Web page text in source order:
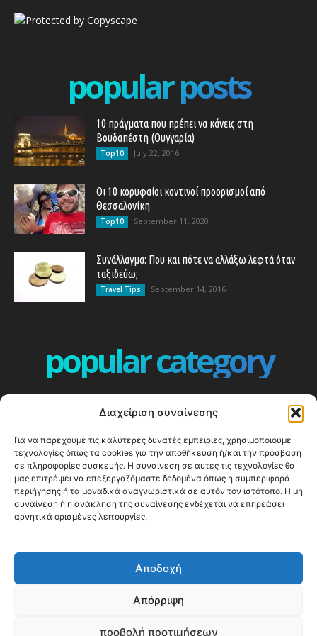
Διαχείριση συναίνεσης
Για να παρέχουμε τις καλύτερες δυνατές εμπειρίες, χρησιμοποιούμε
τεχνολογίες όπως τα cookies για την αποθήκευση ή/και την πρόσβαση
σε πληροφορίες συσκευής. Η συναίνεση σε αυτές τις τεχνολογίες θα
μας επιτρέψει να επεξεργαζόμαστε δεδομένα όπως η συμπεριφορά
περιήγησης ή τα μοναδικά αναγνωριστικά σε αυτόν τον ιστότοπο. Η μη
συναίνεση ή η ανάκληση της συναίνεσης ενδέχεται να επηρεάσει
αρνητικά ορισμένες λειτουργίες.
Αποδοχή
Απόρριψη
προβολή προτιμήσεων
popular posts
10 πράγματα που πρέπει να κάνεις στη
Βουδαπέστη (Ουγγαρία)
Top10 July 22, 2016
Οι 10 κορυφαίοι κοντινοί προορισμοί από
Θεσσαλονίκη
Top10 September 11, 2020
Συνάλλαγμα: Που και πότε να αλλάξω λεφτά όταν
ταξιδεύω;
Travel Tips September 14, 2016
popular category
360
ΕΥΡΩΠΗ
332
ΚΟΣΜΟΣ - WORLD
328
Top10
303
Cool spots
ΝΗΣΙΑ
247
© Happy Traveller 2014-2025